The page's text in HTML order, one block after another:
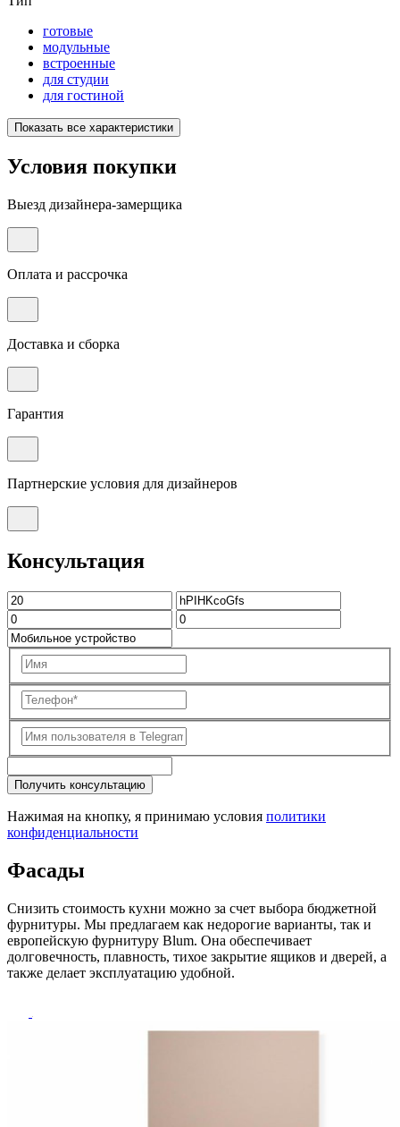
готовые
модульные
встроенные
для студии
для гостиной
Показать все характеристики
Условия покупки
Выезд дизайнера-замерщика
Оплата и рассрочка
Доставка и сборка
Гарантия
Партнерские условия для дизайнеров
Консультация
Получить консультацию
Нажимая на кнопку, я принимаю условия политики
конфиденциальности
Фасады
Снизить стоимость кухни можно за счет выбора бюджетной
фурнитуры. Мы предлагаем как недорогие варианты, так и
европейскую фурнитуру Blum. Она обеспечивает
долговечность, плавность, тихое закрытие ящиков и дверей, а
также делает эксплуатацию удобной.